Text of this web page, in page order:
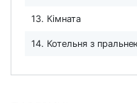
13. Кімната
14. Котельня з